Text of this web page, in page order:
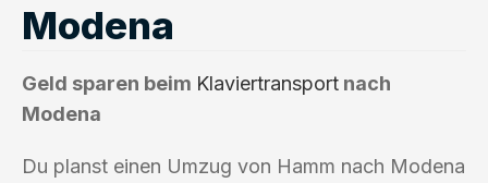
Modena
Geld sparen beim Klaviertransport nach
Modena
Du planst einen Umzug von Hamm nach Modena